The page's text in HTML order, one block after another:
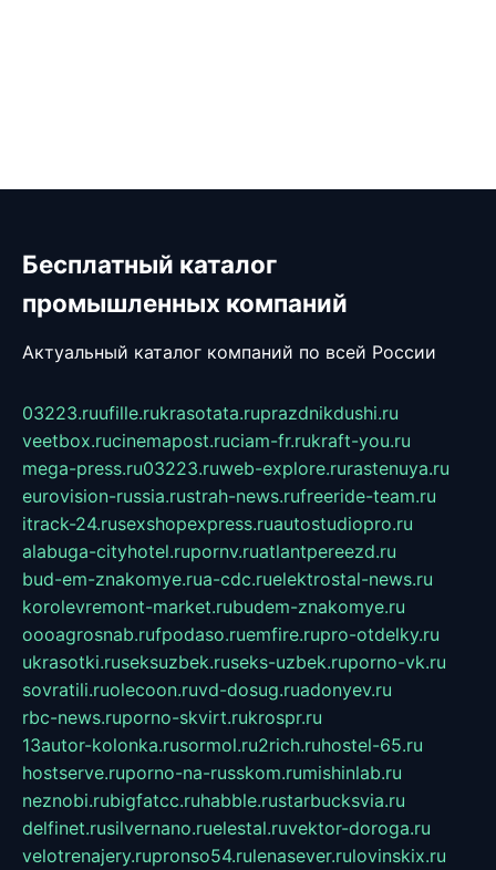
Бесплатный каталог
промышленных компаний
Актуальный каталог компаний по всей России
03223.ruufille.rukrasotata.ruprazdnikdushi.ru
veetbox.rucinemapost.ruciam-fr.rukraft-you.ru
mega-press.ru03223.ruweb-explore.rurastenuya.ru
eurovision-russia.rustrah-news.rufreeride-team.ru
itrack-24.rusexshopexpress.ruautostudiopro.ru
alabuga-cityhotel.rupornv.ruatlantpereezd.ru
bud-em-znakomye.rua-cdc.ruelektrostal-news.ru
korolevremont-market.rubudem-znakomye.ru
oooagrosnab.rufpodaso.ruemfire.rupro-otdelky.ru
ukrasotki.ruseksuzbek.ruseks-uzbek.ruporno-vk.ru
sovratili.ruolecoon.ruvd-dosug.ruadonyev.ru
rbc-news.ruporno-skvirt.rukrospr.ru
13autor-kolonka.rusormol.ru2rich.ruhostel-65.ru
hostserve.ruporno-na-russkom.rumishinlab.ru
neznobi.rubigfatcc.ruhabble.rustarbucksvia.ru
delfinet.rusilvernano.ruelestal.ruvektor-doroga.ru
velotrenajery.rupronso54.rulenasever.rulovinskix.ru